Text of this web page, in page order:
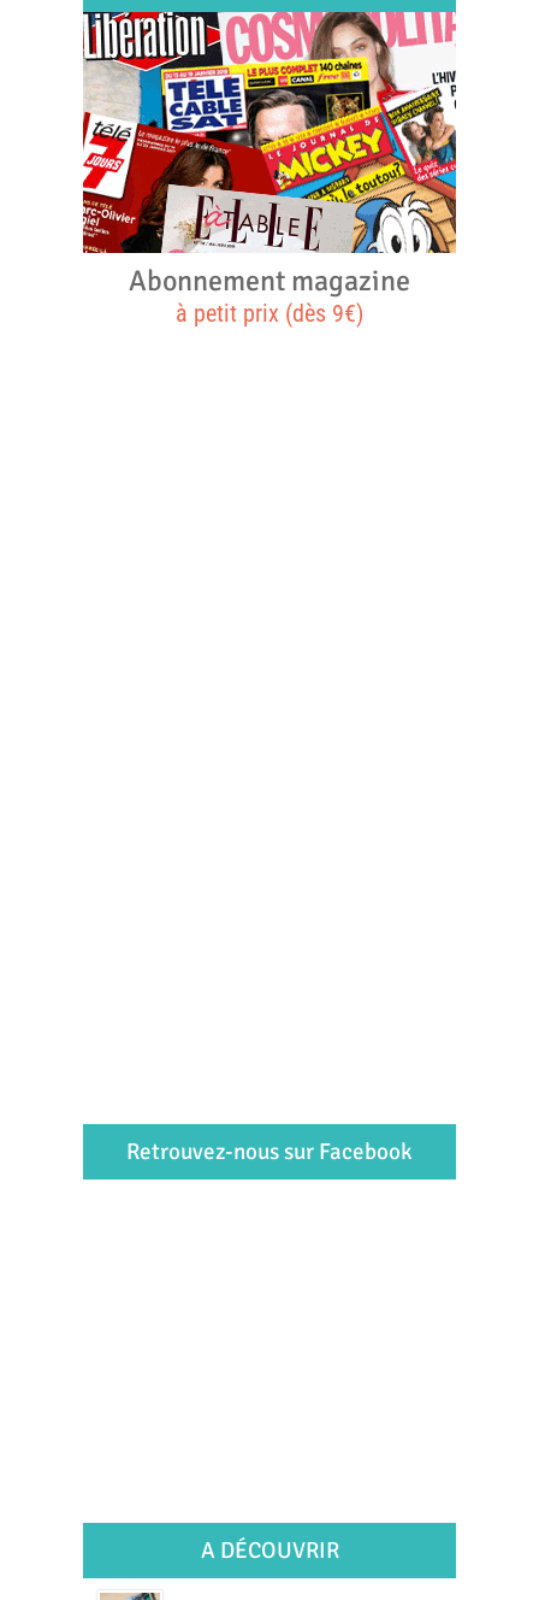
Abonnement magazine
à petit prix (dès 9€)
Retrouvez-nous sur Facebook
A DÉCOUVRIR